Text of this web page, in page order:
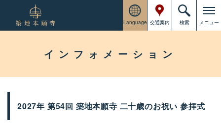
Language 交通案内 検索 メニュー
インフォメーション
2027年 第54回 築地本願寺 二十歳のお祝い 参拝式